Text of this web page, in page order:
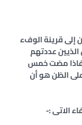
إلى قرينة الوفء
عددتهم
فاذا مضت خمس
الظن هو أن
الاتى :-